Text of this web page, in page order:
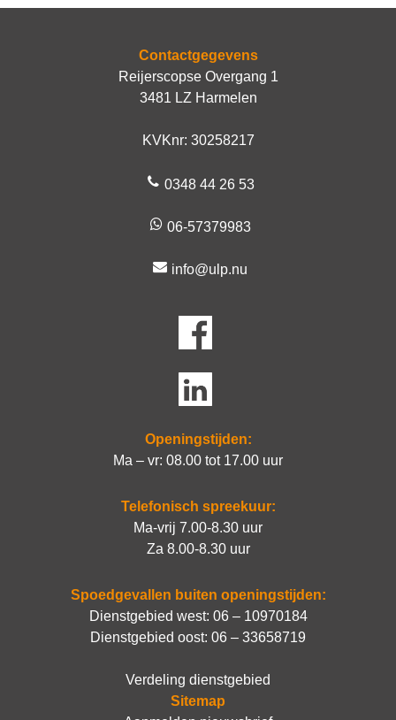
Contactgegevens
Reijerscopse Overgang 1
3481 LZ Harmelen
KVKnr: 30258217
0348 44 26 53
06-57379983
info@ulp.nu
Openingstijden:
Ma – vr: 08.00 tot 17.00 uur
Telefonisch spreekuur:
Ma-vrij 7.00-8.30 uur
Za 8.00-8.30 uur
Spoedgevallen buiten openingstijden:
Dienstgebied west: 06 – 10970184
Dienstgebied oost: 06 – 33658719
Verdeling dienstgebied
Sitemap